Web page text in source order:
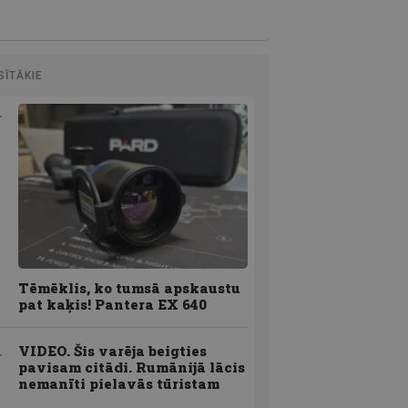
Tēmēklis, ko tumsā apskaustu
pat kaķis! Pantera EX 640
VIDEO. Šis varēja beigties
pavisam citādi. Rumānijā lācis
nemanīti pielavās tūristam